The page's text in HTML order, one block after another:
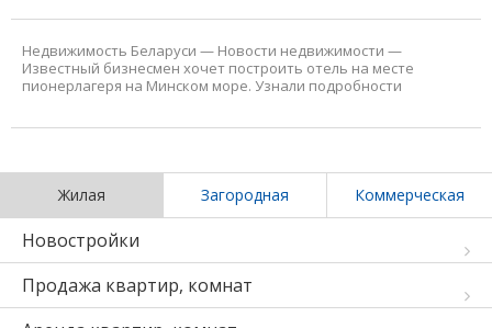
Недвижимость Беларуси — Новости недвижимости —
Известный бизнесмен хочет построить отель на месте
пионерлагеря на Минском море. Узнали подробности
Жилая Загородная Коммерческая
Новостройки
Продажа квартир, комнат